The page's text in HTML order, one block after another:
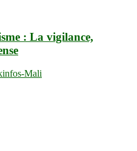
: La vigilance,
Mali